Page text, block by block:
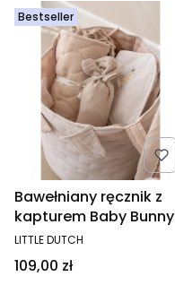
Bestseller
Bawełniany ręcznik z
kapturem Baby Bunny
75 x 75 cm
PRODUCENT
LITTLE DUTCH
Cena
109,00 zł